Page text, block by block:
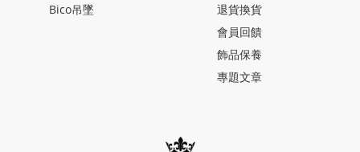
Bico吊墜
退貨換貨
會員回饋
飾品保養
專題文章